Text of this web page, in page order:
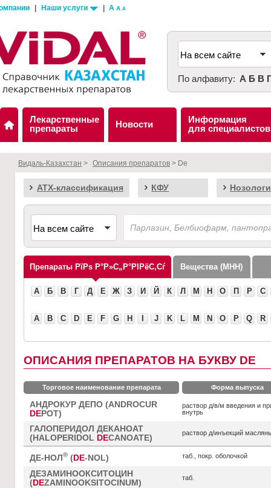
Наши услуги A A A
По алфавиту: А Б В
Лекарственные
препараты
Новости
Информация
для специалистов
Видаль-Казахстан > Описания препаратов > De
АТХ-классификация КФУ
Препараты Вещества (МНН)
А Б В Г Д Е Ж З И Й К Л М Н О П Р С
A B C D E F G H J K L M N O P Q R
ОПИСАНИЯ ПРЕПАРАТОВ НА БУКВУ DE
Торговое наименование препарата Форма выпуска
АНДРОКУР ДЕПО (ANDROCUR
DE POT)
раствор д/в/м введения и
внутрь
ГАЛОПЕРИДОЛ ДЕКАНОАТ
(HALOPERIDOL DECANOATE)
раствор д/инъекций
ДЕ-НОЛ® (DE-NOL) таб., покр. оболочкой
ДЕЗАМИНООКСИТОЦИН
( DEZAMINOOKSITOCINUM)
таб.